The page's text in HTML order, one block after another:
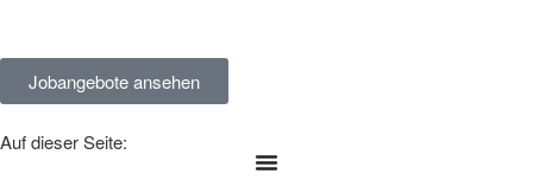
Jobangebote ansehen
Auf dieser Seite: